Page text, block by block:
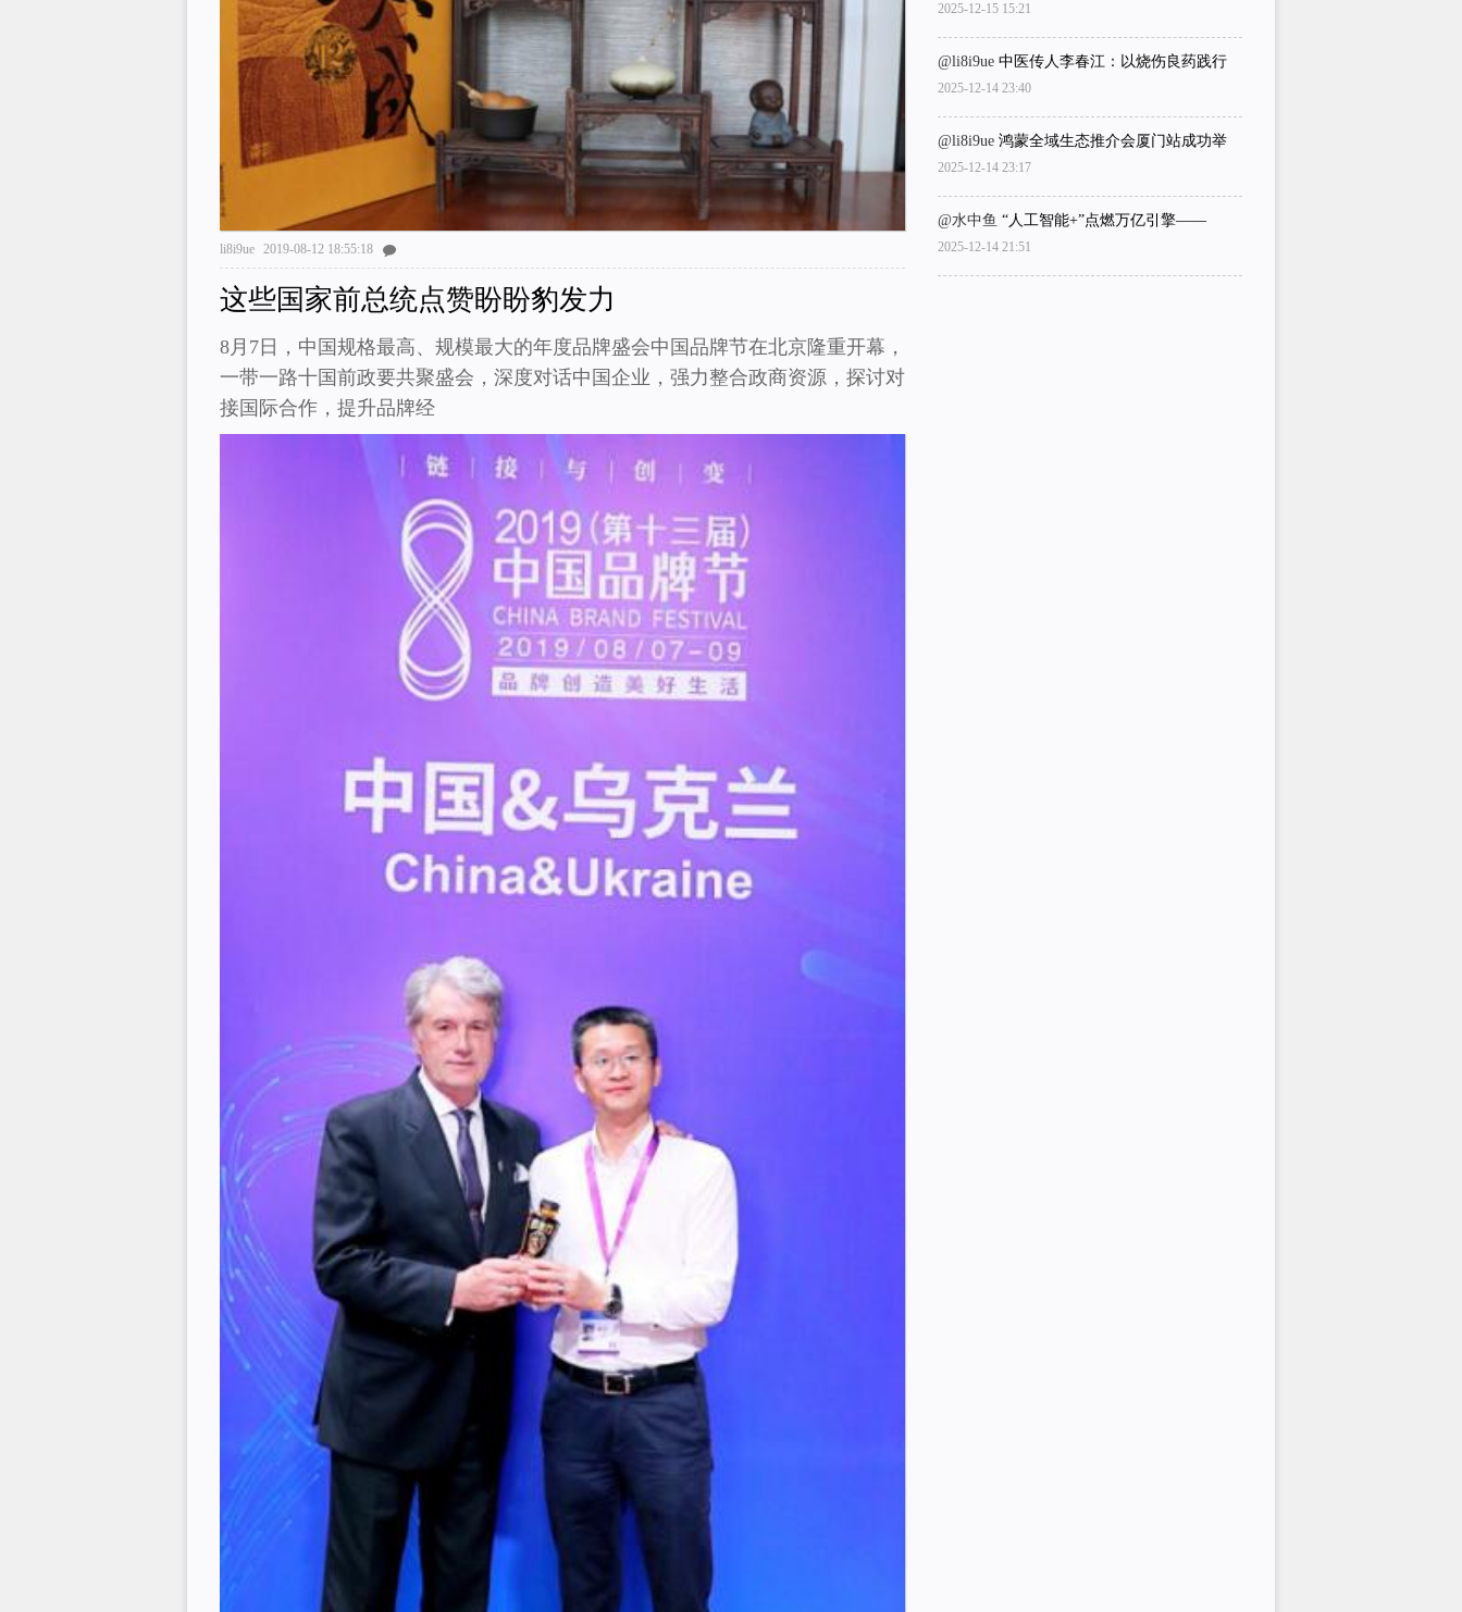
li8i9ue 2019-08-12 18:55:18
这些国家前总统点赞盼盼豹发力
8月7日，中国规格最高、规模最大的年度品牌盛会中国品牌节在北京隆重开幕，
一带一路十国前政要共聚盛会，深度对话中国企业，强力整合政商资源，探讨对
接国际合作，提升品牌经
2025-12-15 15:21
@li8i9ue 中医传人李春江：以烧伤良药践行
2025-12-14 23:40
@li8i9ue 鸿蒙全域生态推介会厦门站成功举
2025-12-14 23:17
@水中鱼 “人工智能+”点燃万亿引擎——
2025-12-14 21:51